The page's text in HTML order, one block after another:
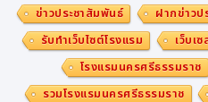
ความเชื่อมั่นนี้ได้สำเร็จ เพราะ
ทยมีเส้นทางสู่การศึกษาระดับ
มหาวิทยาลัยชั้นนำโดยไม่ต้องเ
และเป็นการยืนยันคุณภาพของ
ข่าวประชาสัมพันธ์ ฝากข่าวป
รับทำเว็บไซต์โรงแรม
เว็บเ
โรงแรมนครศรีธรรมราช
รวมโรงแรมนครศรีธรรมราช